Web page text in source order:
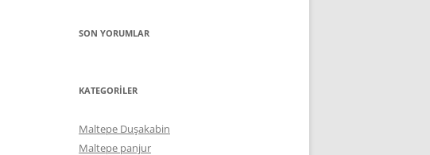
SON YORUMLAR
KATEGORILER
Maltepe Duşakabin
Maltepe panjur